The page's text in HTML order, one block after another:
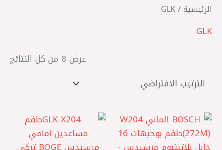
الرئيسية/ GLK
GLK
عرض ⁦8⁩ من كل النتائج